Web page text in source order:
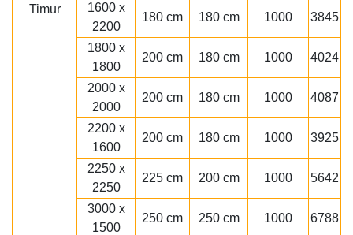
1600 x
2200
180 cm 180 cm 1000 3845
1800 x
1800
200 cm 180 cm 1000 4024
2000 x
2000
200 cm 180 cm 1000 4087
2200 x
1600
200 cm 180 cm 1000 3925
2250 x
2250
225 cm 200 cm 1000 5642
3000 x
1500
250 cm 250 cm 1000 6788